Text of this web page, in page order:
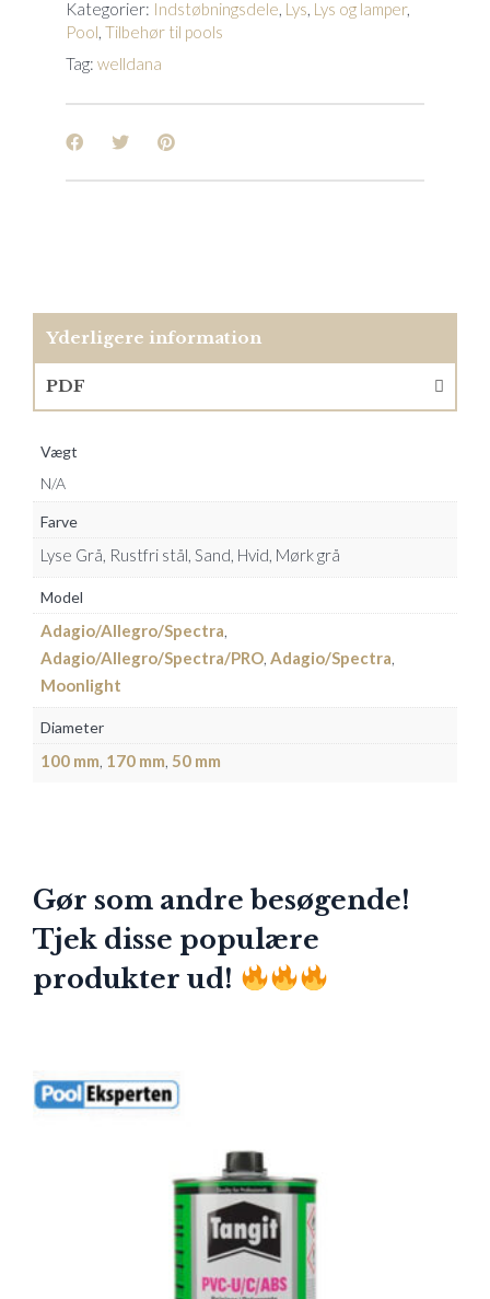
Kategorier: Indstøbningsdele, Lys, Lys og lamper,
Pool, Tilbehør til pools
Tag: welldana
Yderligere information
PDF
Vægt
N/A
Farve
Lyse Grå, Rustfri stål, Sand, Hvid, Mørk grå
Model
Adagio/Allegro/Spectra,
Adagio/Allegro/Spectra/PRO, Adagio/Spectra,
Moonlight
Diameter
100 mm, 170 mm, 50 mm
Gør som andre besøgende!
Tjek disse populære
produkter ud!